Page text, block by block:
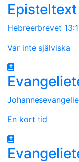
Episteltext
Hebreerbrevet
Var inte själviska
En kort tid